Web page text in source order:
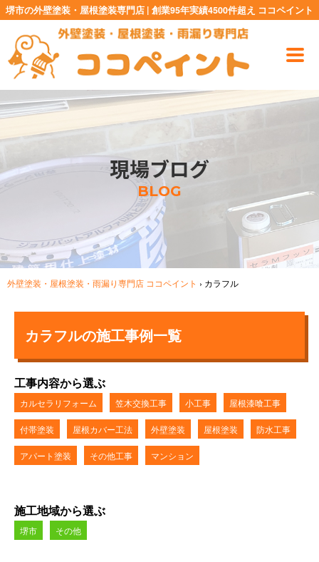
堺市の外壁塗装・屋根塗装専門店 | 創業95年実績4500件超え ココペイント
現場ブログ
BLOG
外壁塗装・屋根塗装・雨漏り専門店 ココペイント › カラフル
カラフルの施工事例一覧
工事内容から選ぶ
カルセラリフォーム 笠木交換工事 小工事 屋根漆喰工事
付帯塗装 屋根カバー工法 外壁塗装 屋根塗装 防水工事
アパート塗装 その他工事 マンション
施工地域から選ぶ
堺市 その他